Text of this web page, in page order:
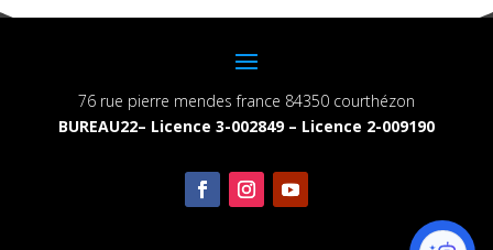
76 rue pierre mendes france 84350 courthézon
BUREAU22– Licence 3-002849 – Licence 2-009190